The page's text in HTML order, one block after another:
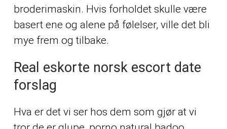
broderimaskin. Hvis forholdet skulle være
basert ene og alene på følelser, ville det bli
mye frem og tilbake.
Real eskorte norsk escort date
forslag
Hva er det vi ser hos dem som gjør at vi